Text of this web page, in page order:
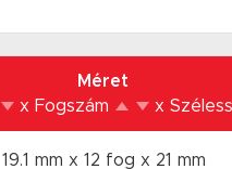
Méret
x Fogszám x
19.1 mm x 12 fog x 21 mm